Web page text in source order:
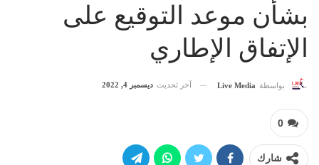
بشأن موعد التوقيع على
الإتفاق الإطاري
بواسطة Live Media آخر تحديث ديسمبر 4, 2022
0
شارك